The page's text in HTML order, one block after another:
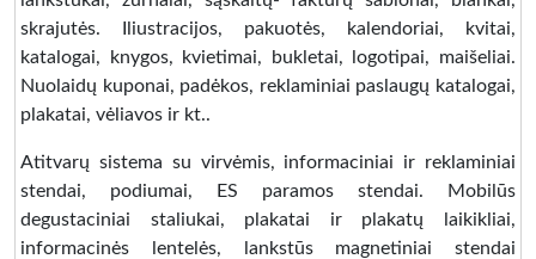
skrajutės. Iliustracijos, pakuotės, kalendoriai, kvitai,
katalogai, knygos, kvietimai, bukletai, logotipai, maišeliai.
Nuolaidų kuponai, padėkos, reklaminiai paslaugų katalogai,
plakatai, vėliavos ir kt..
Atitvarų sistema su virvėmis, informaciniai ir reklaminiai
stendai, podiumai, ES paramos stendai. Mobilūs
degustaciniai staliukai, plakatai ir plakatų laikikliai,
informacinės lentelės, lankstūs magnetiniai stendai